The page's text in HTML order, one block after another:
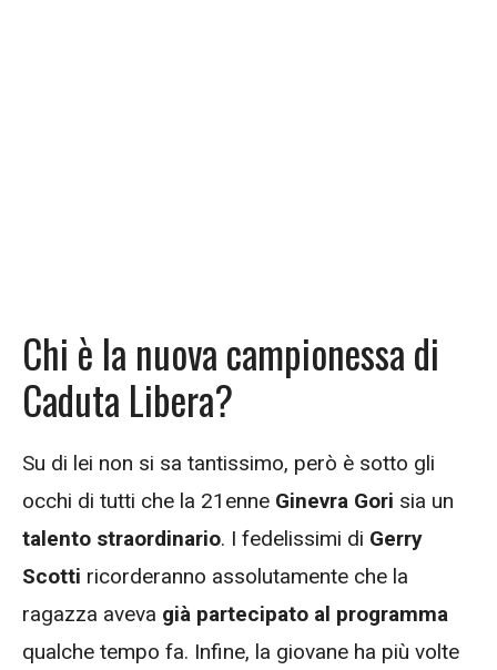
Chi è la nuova campionessa di
Caduta Libera?
Su di lei non si sa tantissimo, però è sotto gli
occhi di tutti che la 21enne Ginevra Gori sia un
talento straordinario. I fedelissimi di Gerry
Scotti ricorderanno assolutamente che la
ragazza aveva già partecipato al programma
qualche tempo fa. Infine, la giovane ha più volte